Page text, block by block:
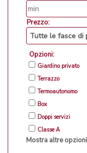
Prezzo:
Opzioni:
Giardino privato
Terrazzo
Termoautonomo
Box
Doppi servizi
Classe A
Mostra altre opzioni